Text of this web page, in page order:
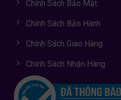
Chính Sách Bảo Mật
Chính Sách Bảo Hành
Chính Sách Giao Hàng
Chính Sách Nhận Hàng